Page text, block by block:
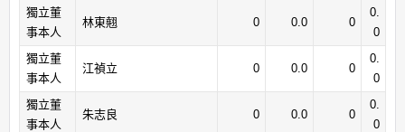
獨立董
事本人
林東翹 0 0.0 0
0.
0
獨立董
事本人
江禎立 0 0.0 0
0.
0
獨立董
事本人
朱志良 0 0.0 0
0.
0